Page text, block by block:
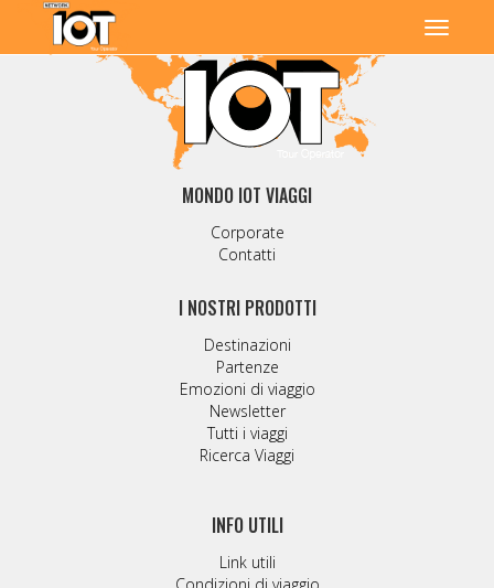
MONDO IOT VIAGGI
Corporate
Contatti
I NOSTRI PRODOTTI
Destinazioni
Partenze
Emozioni di viaggio
Newsletter
Tutti i viaggi
Ricerca Viaggi
INFO UTILI
Link utili